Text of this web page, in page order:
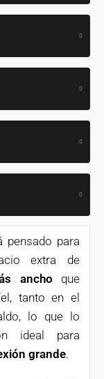
pensado para
extra de
ancho que
tanto en el
lo que lo
ideal para
grande.